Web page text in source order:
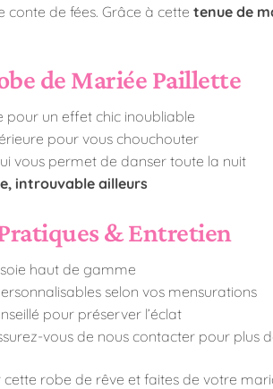
de fées. Grâce à cette tenue de
de Mariée Paillette
pour un effet chic inoubliable
pour vous chouchouter
vous permet de danser toute la nuit
introuvable ailleurs
& Entretien
haut de gamme
selon vos mensurations
pour préserver l’éclat
vous de nous contacter pour plus
robe de rêve et faites de votre